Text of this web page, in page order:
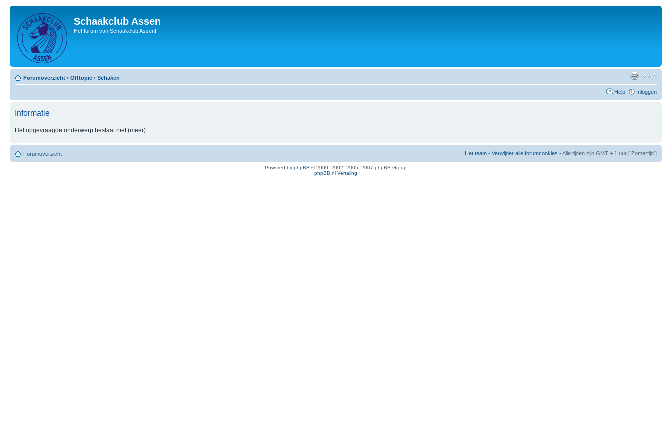
Schaakclub Assen
Het forum van Schaakclub Assen!
Forumoverzicht ‹ Offtopic ‹ Schaken
Help Inloggen
Informatie
Het opgevraagde onderwerp bestaat niet (meer).
Forumoverzicht Het team • Verwijder alle forumcookies • Alle tijden zijn GMT + 1 uur [ Zomertijd ]
Powered by phpBB © 2000, 2002, 2005, 2007 phpBB Group
phpBB.nl Vertaling